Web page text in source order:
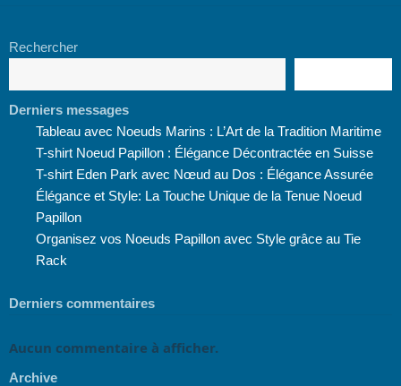
Rechercher
Derniers messages
Tableau avec Noeuds Marins : L’Art de la Tradition Maritime
T-shirt Noeud Papillon : Élégance Décontractée en Suisse
T-shirt Eden Park avec Nœud au Dos : Élégance Assurée
Élégance et Style: La Touche Unique de la Tenue Noeud
Papillon
Organisez vos Noeuds Papillon avec Style grâce au Tie
Rack
Derniers commentaires
Aucun commentaire à afficher.
Archive